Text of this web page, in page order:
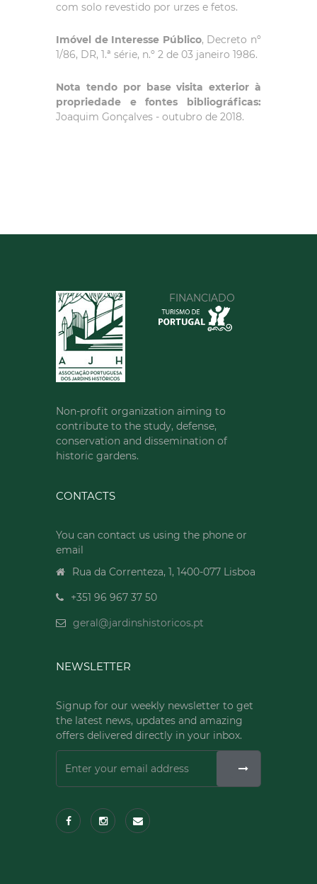
com solo revestido por urzes e fetos.
Imóvel de Interesse Público, Decreto nº
1/86, DR, 1.ª série, n.º 2 de 03 janeiro 1986.
Nota tendo por base visita exterior à
propriedade e fontes bibliográficas:
Joaquim Gonçalves - outubro de 2018.
FINANCIADO
Non-profit organization aiming to
contribute to the study, defense,
conservation and dissemination of
historic gardens.
CONTACTS
You can contact us using the phone or
email
Rua da Correnteza, 1, 1400-077 Lisboa
+351 96 967 37 50
geral@jardinshistoricos.pt
NEWSLETTER
Signup for our weekly newsletter to get
the latest news, updates and amazing
offers delivered directly in your inbox.